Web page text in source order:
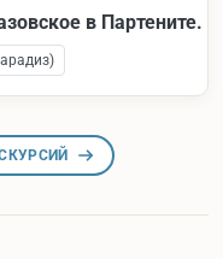
в Партените.